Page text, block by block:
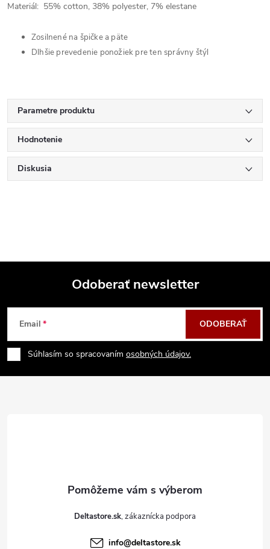
Materiál: 55% cotton, 38% polyester, 7% elestane
Zosilnené na špičke a päte
Dlhšie prevedenie ponožiek pre ten správny štýl
Parametre produktu
Hodnotenie
Diskusia
Z
á
p
Odoberať newsletter
Email
Súhlasím so spracovaním osobných údajov.
ODOBERAŤ
Deltastore.sk
info@deltastore.sk